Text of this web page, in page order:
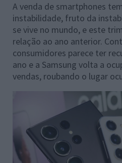
A venda de smartphones
instabilidade, fruto da
se vive no mundo, e este
relação ao ano anterior.
consumidores parece ter
ano e a Samsung volta a
vendas, roubando o lugar